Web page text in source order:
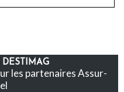
les partenaires Assur-